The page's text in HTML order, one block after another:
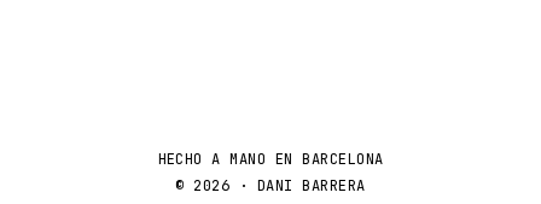
HECHO A MANO EN BARCELONA
© 2026 · DANI BARRERA